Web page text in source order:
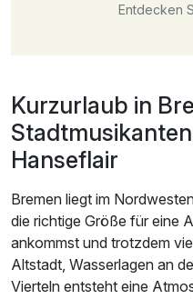
Entdecken
Kurzurlaub in
Hanseflair
Bremen liegt im
die richtige Größe für eine
ankommst und trotzdem
Altstadt, Wasserlagen an
Vierteln entsteht eine